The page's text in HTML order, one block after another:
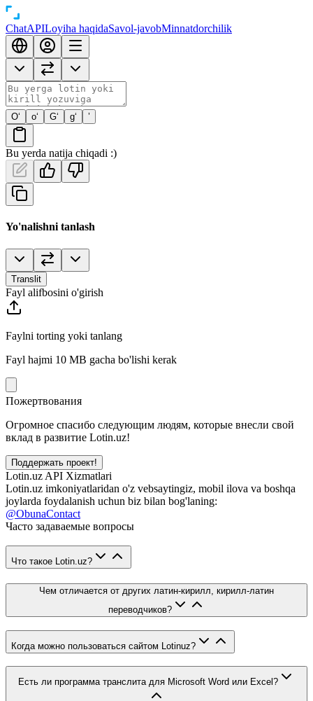
ChatAPILoyiha haqidaSavol-javobMinnatdorchilik
O‘ o‘ G‘ g‘ ’
Bu yerda natija chiqadi :)
Yo'nalishni tanlash
Translit
Fayl alifbosini o'girish
Faylni torting yoki tanlang
Fayl hajmi 10 MB gacha bo'lishi kerak
Пожертвования
Огромное спасибо следующим людям, которые внесли свой
вклад в развитие Lotin.uz!
Поддержать проект!
Lotin.uz API Xizmatlari
Lotin.uz imkoniyatlaridan o'z vebsaytingiz, mobil ilova va boshqa
joylarda foydalanish uchun biz bilan bog'laning:
@ObunaContact
Часто задаваемые вопросы
Что такое Lotin.uz?
Чем отличается от других латин-кирилл, кирилл-латин
переводчиков?
Когда можно пользоваться сайтом Lotinuz?
Есть ли программа транслита для Microsoft Word или Excel?